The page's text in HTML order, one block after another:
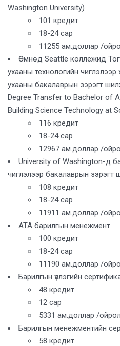
Washington University)
101 кредит
18-24 сар
11255 ам.доллар /
Өмнөд Seattle коллежид
ухааны технологийн
ухааны бакалаврын зэрэгт
Degree Transfer to Bachelor of
Building Science Technology at
116 кредит
18-24 сар
12967 ам.доллар /
University of Washington-д
чиглэлээр бакалаврын зэрэгт
108 кредит
18-24 сар
11911 ам.доллар /
ATA барилгын менежмент
100 кредит
18-24 сар
11190 ам.доллар /
Барилгын үзлэгийн
48 кредит
12 сар
5331 ам.доллар /
Барилгын менежментийн
58 кредит